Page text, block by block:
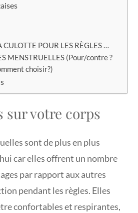
CULOTTE POUR LES RÈGLES …
MENSTRUELLES (Pour/contre ?
choisir?)
sur votre corps
sont de plus en plus
car elles offrent un nombre
par rapport aux autres
pendant les règles. Elles
confortables et respirantes,